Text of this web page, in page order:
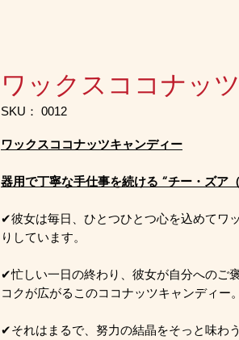
ワックスココナッ
SKU： 0012
ワックスココナッツキャンディー
器用で丁寧な手仕事を続ける “チー・ズア
✔彼女は毎日、ひとつひとつ心を込めてワ
りしています。
✔忙しい一日の終わり、彼女が自分へのご
コクが広がるこのココナッツキャンディー。
✔それはまるで、努力の結晶をそっと味わ